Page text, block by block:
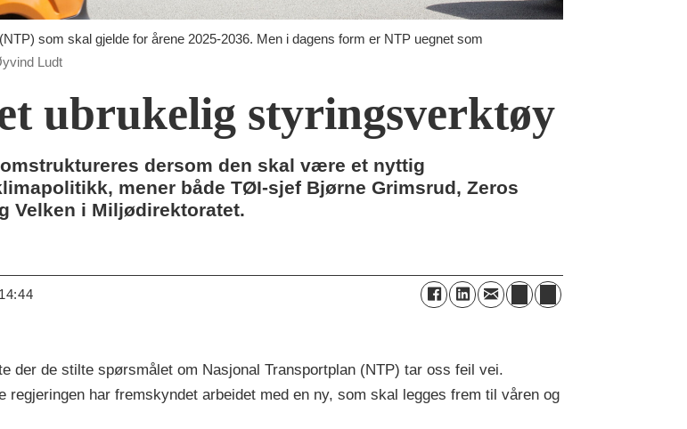
som skal gjelde for årene 2025-2036. Men i dagens form er NTP uegnet som
Ludt
ubrukelig styringsverktøy
dersom den skal være et nyttig
mener både TØI-sjef Bjørne Grimsrud, Zeros
Velken i Miljødirektoratet.
der de stilte spørsmålet om Nasjonal Transportplan (NTP) tar oss feil vei.
regjeringen har fremskyndet arbeidet med en ny, som skal legges frem til våren og